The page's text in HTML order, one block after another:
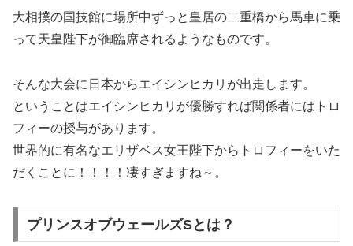
大相撲の国技館に場所中ずっと皇居の二重橋から馬車に乗
って天皇陛下が御臨席されるようなものです。
そんな大会に日本からエイシンヒカリが出走します。
ということはエイシンヒカリが優勝すれば関係者にはトロ
フィーの授与があります。
世界的に有名なエリザベス女王陛下からトロフィーをいた
だくことに！！！！凄すぎますね～。
プリンスオブウェールズSとは？